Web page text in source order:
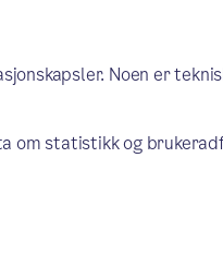
Noen er
om statistikk og